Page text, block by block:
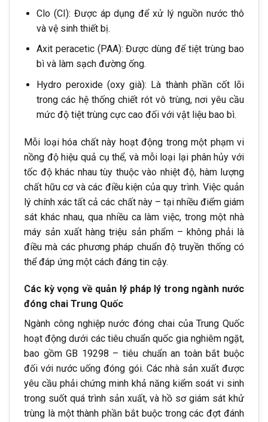
Clo (CI): Được áp dụng để xử lý nguồn nước thô
và vệ sinh thiết bị.
Axit peracetic (PAA): Được dùng để tiệt trùng bao
bì và làm sạch đường ống.
Hydro peroxide (oxy già): Là thành phần cốt lõi
trong các hệ thống chiết rót vô trùng, nơi yêu cầu
mức độ tiệt trùng cực cao đối với vật liệu bao bì.
Mỗi loại hóa chất này hoạt động trong một phạm vi
nồng độ hiệu quả cụ thể, và mỗi loại lại phân hủy với
tốc độ khác nhau tùy thuộc vào nhiệt độ, hàm lượng
chất hữu cơ và các điều kiện của quy trình. Việc quản
lý chính xác tất cả các chất này – tại nhiều điểm giám
sát khác nhau, qua nhiều ca làm việc, trong một nhà
máy sản xuất hàng triệu sản phẩm – không phải là
điều mà các phương pháp chuẩn độ truyền thống có
thể đáp ứng một cách đáng tin cậy.
Các kỳ vọng về quản lý pháp lý trong ngành nước
đóng chai Trung Quốc
Ngành công nghiệp nước đóng chai của Trung Quốc
hoạt động dưới các tiêu chuẩn quốc gia nghiêm ngặt,
bao gồm GB 19298 – tiêu chuẩn an toàn bắt buộc
đối với nước uống đóng gói. Các nhà sản xuất được
yêu cầu phải chứng minh khả năng kiểm soát vi sinh
trong suốt quá trình sản xuất, và hồ sơ giám sát khử
trùng là một thành phần bắt buộc trong các đợt đánh